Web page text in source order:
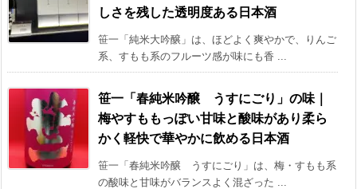
しさを残した透明度ある日本酒
笹一「純米大吟醸」は、ほどよく爽やかで、りんご
系、すもも系のフルーツ感が味にも香 ...
笹一「春純米吟醸 うすにごり」の味｜
梅やすももっぽい甘味と酸味があり柔ら
かく軽快で華やかに飲める日本酒
笹一「春純米吟醸 うすにごり」は、梅・すもも系
の酸味と甘味がバランスよく混ざった ...